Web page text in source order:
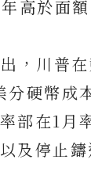
高於面額
，川普
分硬幣成
部在1月
及停止